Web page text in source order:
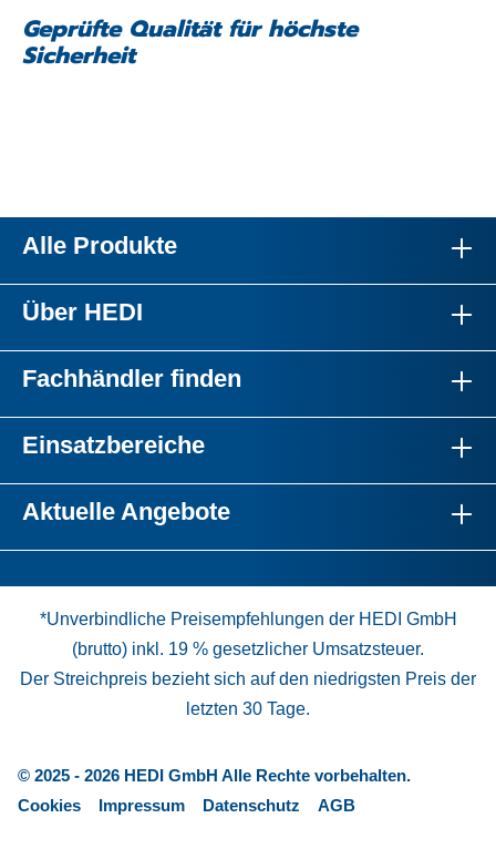
Geprüfte Qualität für höchste
Sicherheit
Alle Produkte
Über HEDI
Fachhändler finden
Einsatzbereiche
Aktuelle Angebote
*Unverbindliche Preisempfehlungen der HEDI GmbH
(brutto) inkl. 19 % gesetzlicher Umsatzsteuer.
Der Streichpreis bezieht sich auf den niedrigsten Preis der
letzten 30 Tage.
© 2025 - 2026 HEDI GmbH Alle Rechte vorbehalten.
Cookies
Impressum Datenschutz AGB